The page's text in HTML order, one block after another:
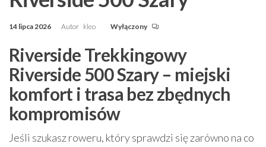
14 lipca 2026 Autor kleo Wyłączony
Riverside Trekkingowy
Riverside 500 Szary – miejski
komfort i trasa bez zbędnych
kompromisów
Jeśli szukasz roweru, który sprawdzi się zarówno na co